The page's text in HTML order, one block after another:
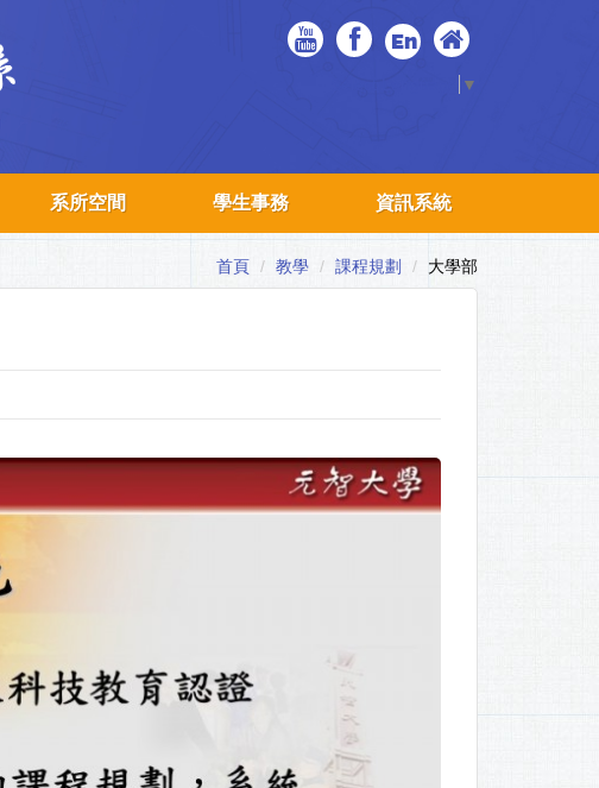
En
▼
系所空間 學生事務 資訊系統
首頁 教學 課程規劃 大學部